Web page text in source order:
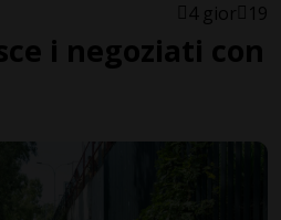
4 gior 19
i negoziati con